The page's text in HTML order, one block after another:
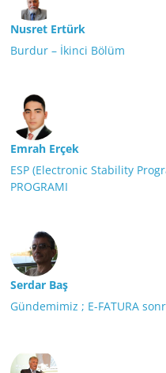
Nusret Ertürk
Burdur – İkinci Bölüm
Emrah Erçek
ESP (Electronic Stability
PROGRAMI
Serdar Baş
Gündemimiz ; E-FATURA